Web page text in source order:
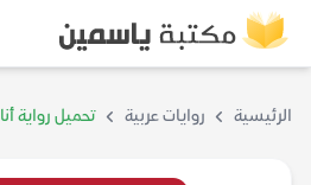
الرئيسية روايات عربية تحميل رواية